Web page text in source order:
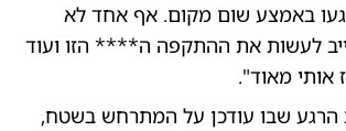
באמצע שום מקום. אף אחד לא
לעשות את ההתקפה ה**** הזו ועוד
אותי מאוד".
הרגע שבו עודכן על המתרחש בשטח,